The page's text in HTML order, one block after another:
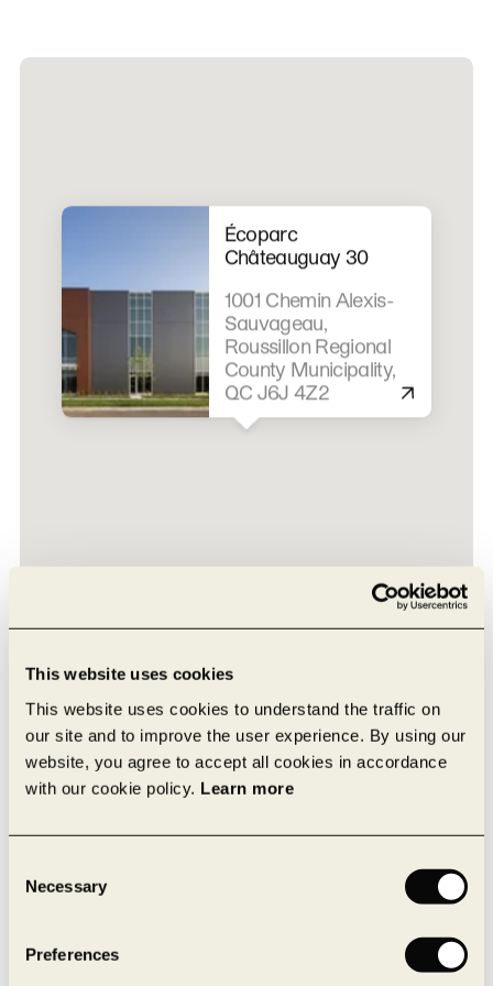
This website uses cookies
This website uses cookies to understand the traffic on
our site and to improve the user experience. By using our
website, you agree to accept all cookies in accordance
with our cookie policy. Learn more
Selection
Necessary
Preferences
Écoparc
Châteauguay 30
1001 Chemin Alexis-
Sauvageau,
Roussillon Regional
County Municipality,
QC J6J 4Z2
Attirer et fidéliser les talents